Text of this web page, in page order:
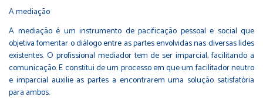
A mediação
A mediação é um instrumento de pacificação pessoal e social que
objetiva fomentar o diálogo entre as partes envolvidas nas diversas lides
existentes. O profissional mediador tem de ser imparcial, facilitando a
comunicação. E constitui de um processo em que um facilitador neutro
e imparcial auxilie as partes a encontrarem uma solução satisfatória
para ambos.